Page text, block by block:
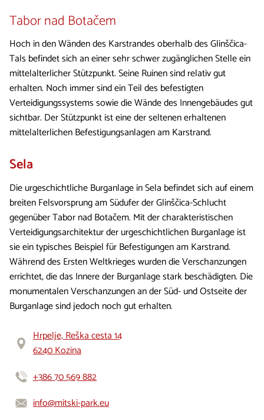
Tabor nad Botačem
Hoch in den Wänden des Karstrandes oberhalb des Glinščica-
Tals befindet sich an einer sehr schwer zugänglichen Stelle ein
mittelalterlicher Stützpunkt. Seine Ruinen sind relativ gut
erhalten. Noch immer sind ein Teil des befestigten
Verteidigungssystems sowie die Wände des Innengebäudes gut
sichtbar. Der Stützpunkt ist eine der seltenen erhaltenen
mittelalterlichen Befestigungsanlagen am Karstrand.
Sela
Die urgeschichtliche Burganlage in Sela befindet sich auf einem
breiten Felsvorsprung am Südufer der Glinščica-Schlucht
gegenüber Tabor nad Botačem. Mit der charakteristischen
Verteidigungsarchitektur der urgeschichtlichen Burganlage ist
sie ein typisches Beispiel für Befestigungen am Karstrand.
Während des Ersten Weltkrieges wurden die Verschanzungen
errichtet, die das Innere der Burganlage stark beschädigten. Die
monumentalen Verschanzungen an der Süd- und Ostseite der
Burganlage sind jedoch noch gut erhalten.
Hrpelje, Reška cesta 14
6240 Kozina
+386 70 569 882
info@mitski-park.eu